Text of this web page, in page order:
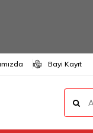
Bayi Kayıt